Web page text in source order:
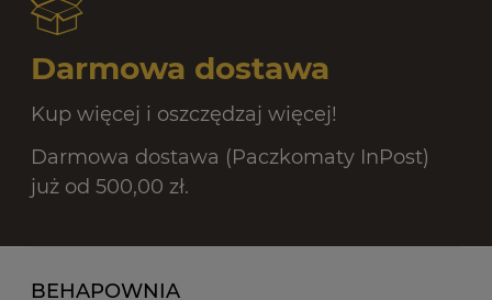
Darmowa dostawa
Kup więcej i oszczędzaj więcej!
Darmowa dostawa (Paczkomaty InPost)
już od 500,00 zł.
BEHAPOWNIA